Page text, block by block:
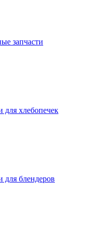
запчасти
для хлебопечек
для блендеров